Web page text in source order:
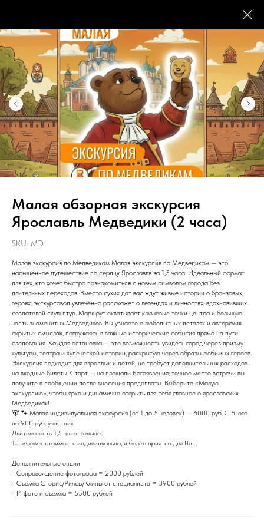
Малая обзорная экскурсия Ярославль
Медведики (2 часа)
SKU:МЭ
6 000 ₽ 9 500 ₽
Купить
Малая экскурсия по Медведикам Малая экскурсия по Медведикам — это
насыщенное путешествие по сердцу Ярославля за 1,5 часа. Идеальный формат
Малая обзорная экскурсия
Ярославль Медведики (2 часа)
SKU: МЭ
Малая экскурсия по Медведикам Малая экскурсия по Медведикам — это
насыщенное путешествие по сердцу Ярославля за 1,5 часа. Идеальный формат
для тех, кто хочет быстро познакомиться с новым символом города без
длительных переходов. Вместо сухих дат вас ждут живые истории о бронзовых
героях: экскурсовод увлечённо расскажет о легендах и личностях, вдохновивших
создателей скульптур. Маршрут охватывает ключевые точки центра и большую
часть знаменитых Медведиков. Вы узнаете о любопытных деталях и авторских
скрытых смыслах, погружаясь в важные исторические события прямо на пути
следования. Каждая остановка — это возможность увидеть город через призму
культуры, театра и купеческой истории, раскрытую через образы любимых героев.
Экскурсия подходит для взрослых и детей, не требует дополнительных расходов
на входные билеты. Старт — на площади Богоявления; точное место встречи вы
получите в сообщении после внесения предоплаты. Выберите «Малую
экскурсию», чтобы ярко и динамично открыть для себя главное о ярославских
Медведиках!
🐻 🐾 Малая индивидуальная экскурсия (от 1 до 5 человек) — 6000 руб. С 6-ого
по 900 руб. участник
Длительность 1,5 часа Больше
15 человек стоимость индивидуальна, и более приятна для Вас.
Дополнительные опции
+Сопровождение фотографа = 2000 рублей
+Съемка Сторис/Рилсы/Клипы от специалиста = 3900 рублей
+И фото и съемка = 5500 рублей